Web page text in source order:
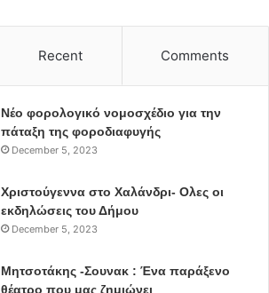
Recent Comments
Νέο φορολογικό νομοσχέδιο για την
πάταξη της φοροδιαφυγής
December 5, 2023
Χριστούγεννα στο Χαλάνδρι- Ολες οι
εκδηλώσεις του Δήμου
December 5, 2023
Μητσοτάκης -Σουνακ : Ένα παράξενο
θέατρο που μας ζημιώνει